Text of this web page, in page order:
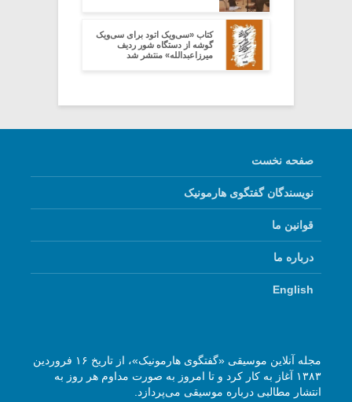
کتاب «سی‌ویک اتود برای سی‌ویک
گوشه از دستگاه شور ردیف
میرزاعبدالله» منتشر شد
صفحه نخست
نویسندگان گفتگوی هارمونیک
قوانین ما
درباره ما
English
مجله آنلاین موسیقی «گفتگوی هارمونیک»، از تاریخ ۱۶ فروردین
۱۳۸۳ آغاز به کار کرد و تا امروز به صورت مداوم هر روز به
انتشار مطالبی درباره موسیقی می‌پردازد.